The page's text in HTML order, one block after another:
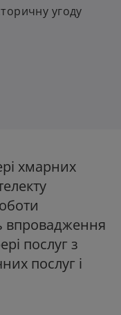
угоду
хмарних
впровадження
послуг з
послуг і